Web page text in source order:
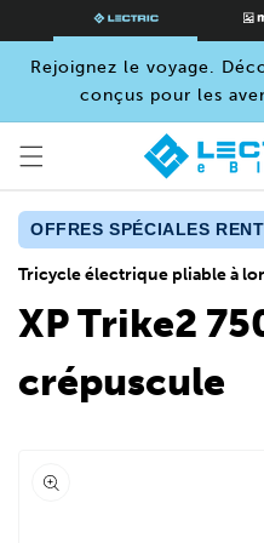
Rejoignez le voyage.
conçus pour les
OFFRES SPÉCIALES
Tricycle électrique pliable à
XP Trike2
crépuscule
Ouvrir